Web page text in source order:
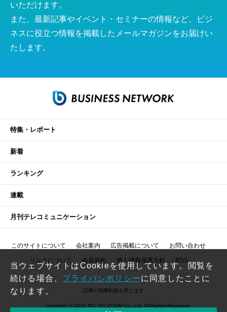
いただけます。
また、最新記事やイベント・セミナーの情報など、ビジ
ネスに役立つ情報を掲載したメールマガジンをお届けい
たします。
特集・レポート
新着
ランキング
連載
月刊テレコミュニケーション
このサイトについて 会社案内 広告掲載について お問い合わせ
リンクについて 会員規約 個人情報保護方針 RSS
記事の無断転載を禁じます
Copyright © 2026 RIC TELECOM Co.,Ltd. All Rights Reserved.
当ウェブサイトはCookieを使用しています。閲覧を
続ける場合、 プライバシポリシーに同意したことに
なります。